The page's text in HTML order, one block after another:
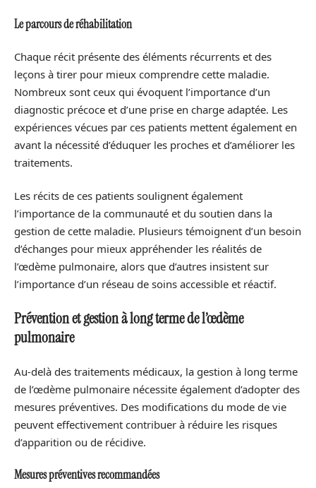
Le parcours de réhabilitation
Chaque récit présente des éléments récurrents et des
leçons à tirer pour mieux comprendre cette maladie.
Nombreux sont ceux qui évoquent l’importance d’un
diagnostic précoce et d’une prise en charge adaptée. Les
expériences vécues par ces patients mettent également en
avant la nécessité d’éduquer les proches et d’améliorer les
traitements.
Les récits de ces patients soulignent également
l’importance de la communauté et du soutien dans la
gestion de cette maladie. Plusieurs témoignent d’un besoin
d’échanges pour mieux appréhender les réalités de
l’œdème pulmonaire, alors que d’autres insistent sur
l’importance d’un réseau de soins accessible et réactif.
Prévention et gestion à long terme de l’œdème
pulmonaire
Au-delà des traitements médicaux, la gestion à long terme
de l’œdème pulmonaire nécessite également d’adopter des
mesures préventives. Des modifications du mode de vie
peuvent effectivement contribuer à réduire les risques
d’apparition ou de récidive.
Mesures préventives recommandées